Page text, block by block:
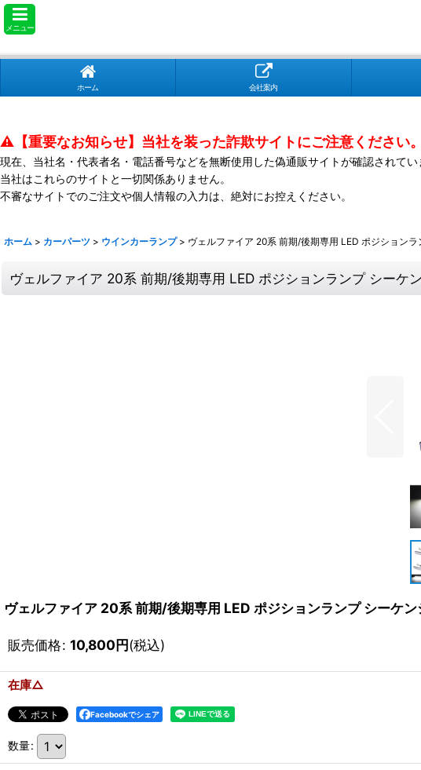
メニュー
ホーム 会社案内
⚠️【重要なお知らせ】当社を装った詐欺サイトにご注意ください。
現在、当社名・代表者名・電話番号などを無断使用した偽通販サイトが確認されてい
当社はこれらのサイトと一切関係ありません。
不審なサイトでのご注文や個人情報の入力は、絶対にお控えください。
ホーム > カーパーツ > ウインカーランプ > ヴェルファイア 20系 前期/後期専用 LED ポジション
ヴェルファイア 20系 前期/後期専用 LED ポジションランプ シーケ
ヴェルファイア 20系 前期/後期専用 LED ポジションランプ シーケ
販売価格: 10,800円(税込)
在庫△
Facebookでシェア
数量: